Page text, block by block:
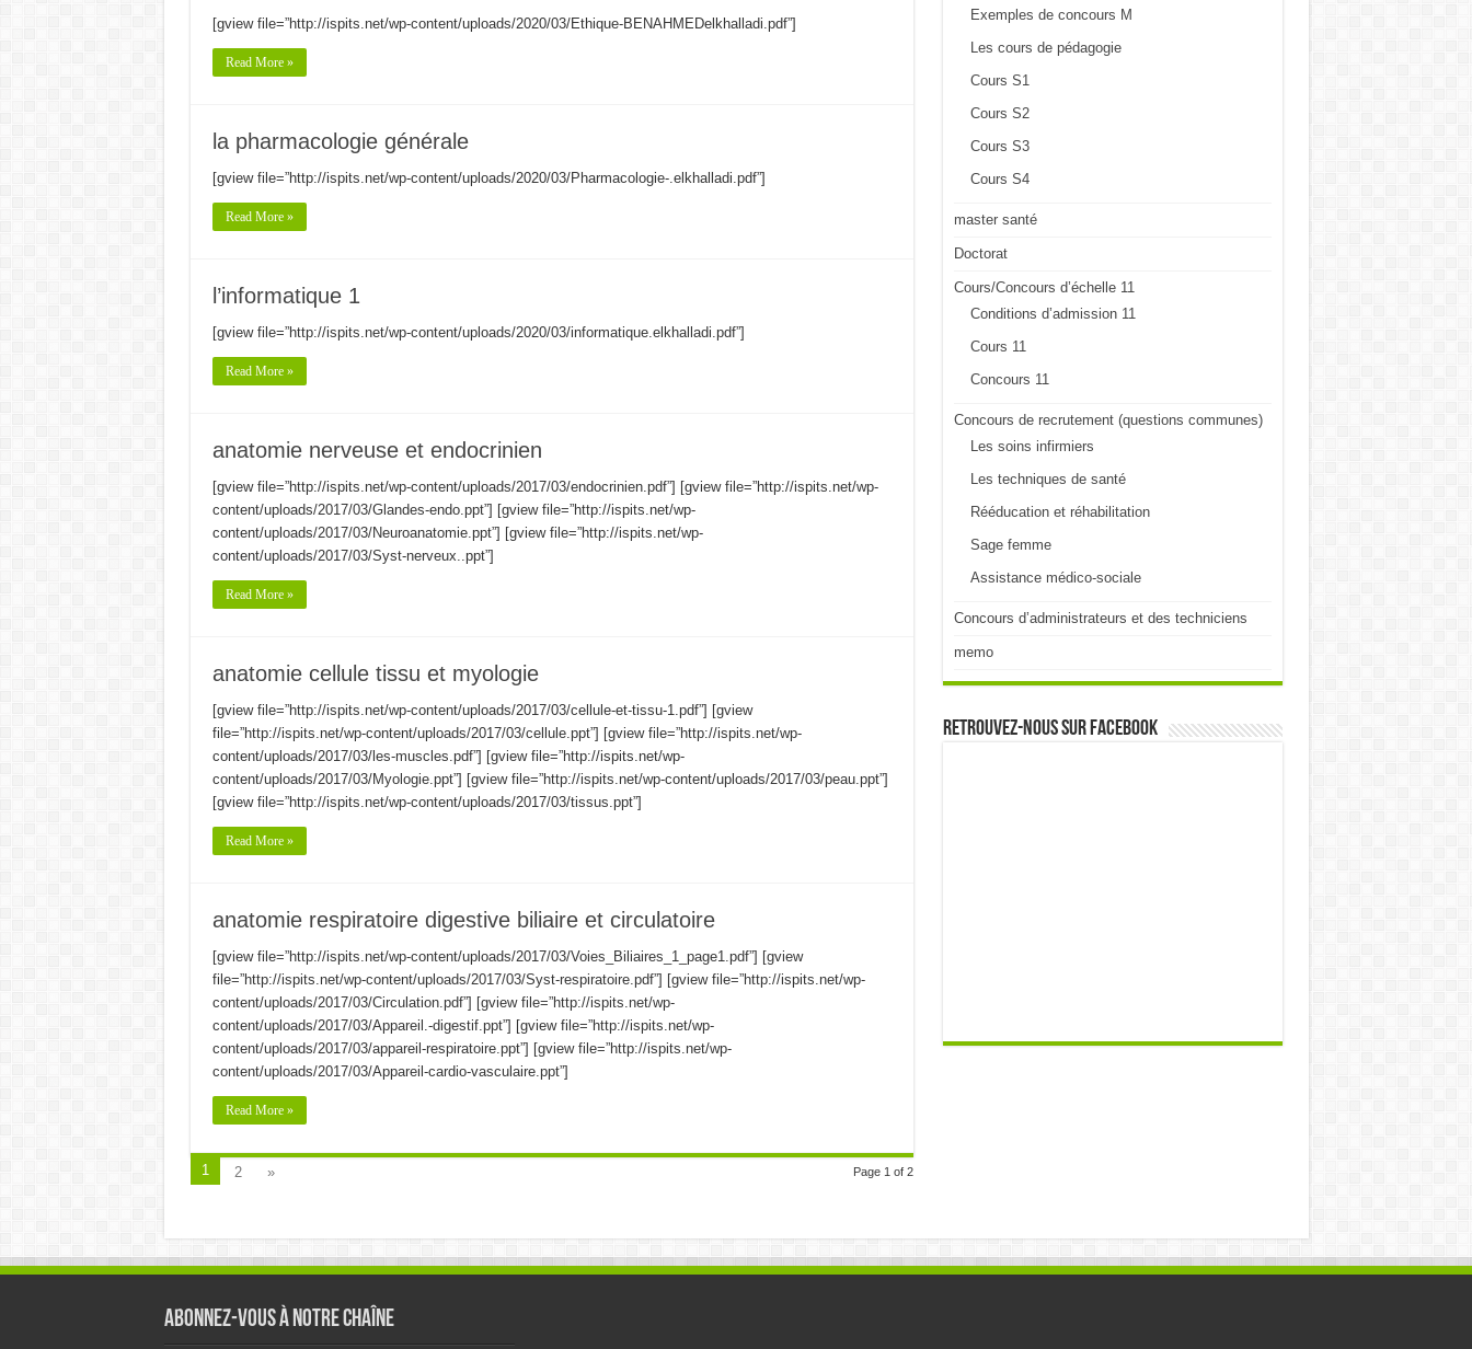
[gview file=”http://ispits.net/wp-content/uploads/2020/03/Ethique-BENAHMEDelkhalladi.pdf”]
Read More »
la pharmacologie générale
[gview file=”http://ispits.net/wp-content/uploads/2020/03/Pharmacologie-.elkhalladi.pdf”]
Read More »
l’informatique 1
[gview file=”http://ispits.net/wp-content/uploads/2020/03/informatique.elkhalladi.pdf”]
Read More »
anatomie nerveuse et endocrinien
[gview file=”http://ispits.net/wp-content/uploads/2017/03/endocrinien.pdf”] [gview file=”http://ispits.net/wp-
content/uploads/2017/03/Glandes-endo.ppt”] [gview file=”http://ispits.net/wp-
content/uploads/2017/03/Neuroanatomie.ppt”] [gview file=”http://ispits.net/wp-
content/uploads/2017/03/Syst-nerveux..ppt”]
Read More »
anatomie cellule tissu et myologie
[gview file=”http://ispits.net/wp-content/uploads/2017/03/cellule-et-tissu-1.pdf”] [gview
file=”http://ispits.net/wp-content/uploads/2017/03/cellule.ppt”] [gview file=”http://ispits.net/wp-
content/uploads/2017/03/les-muscles.pdf”] [gview file=”http://ispits.net/wp-
content/uploads/2017/03/Myologie.ppt”] [gview file=”http://ispits.net/wp-content/uploads/2017/03/peau.ppt”]
[gview file=”http://ispits.net/wp-content/uploads/2017/03/tissus.ppt”]
Read More »
anatomie respiratoire digestive biliaire et circulatoire
[gview file=”http://ispits.net/wp-content/uploads/2017/03/Voies_Biliaires_1_page1.pdf”] [gview
file=”http://ispits.net/wp-content/uploads/2017/03/Syst-respiratoire.pdf”] [gview file=”http://ispits.net/wp-
content/uploads/2017/03/Circulation.pdf”] [gview file=”http://ispits.net/wp-
content/uploads/2017/03/Appareil.-digestif.ppt”] [gview file=”http://ispits.net/wp-
content/uploads/2017/03/appareil-respiratoire.ppt”] [gview file=”http://ispits.net/wp-
content/uploads/2017/03/Appareil-cardio-vasculaire.ppt”]
Read More »
Page 1 of 2
1 2 »
Exemples de concours M
Les cours de pédagogie
Cours S1
Cours S2
Cours S3
Cours S4
master santé
Doctorat
Cours/Concours d’échelle 11
Conditions d’admission 11
Cours 11
Concours 11
Concours de recrutement (questions communes)
Les soins infirmiers
Les techniques de santé
Rééducation et réhabilitation
Sage femme
Assistance médico-sociale
Concours d’administrateurs et des techniciens
memo
Retrouvez-nous sur Facebook
Abonnez-vous à notre chaîne